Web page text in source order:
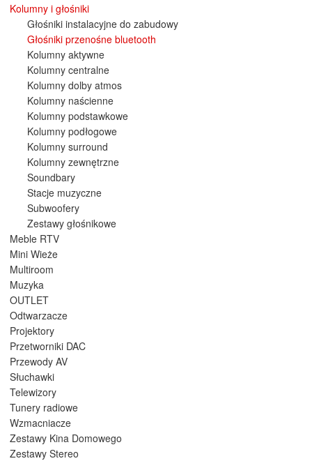
Kolumny i głośniki
Głośniki instalacyjne do zabudowy
Głośniki przenośne bluetooth
Kolumny aktywne
Kolumny centralne
Kolumny dolby atmos
Kolumny naścienne
Kolumny podstawkowe
Kolumny podłogowe
Kolumny surround
Kolumny zewnętrzne
Soundbary
Stacje muzyczne
Subwoofery
Zestawy głośnikowe
Meble RTV
Mini Wieże
Multiroom
Muzyka
OUTLET
Odtwarzacze
Projektory
Przetworniki DAC
Przewody AV
Słuchawki
Telewizory
Tunery radiowe
Wzmacniacze
Zestawy Kina Domowego
Zestawy Stereo